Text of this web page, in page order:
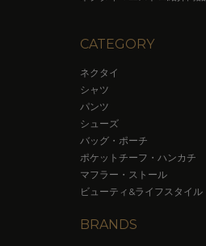
CATEGORY
ネクタイ
シャツ
パンツ
シューズ
バッグ・ポーチ
ポケットチーフ・ハンカチ
マフラー・ストール
ビューティ&ライフスタイル
BRANDS